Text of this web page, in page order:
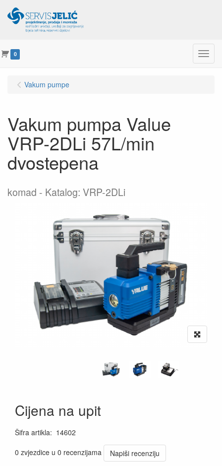
0 Menu
Vakum pumpe
Vakum pumpa Value
VRP-2DLi 57L/min
dvostepena
komad Katalog: VRP-2DLi
Cijena na upit
Šifra artikla: 14602
0 zvjezdice u 0 recenzijama
Napiši recenziju